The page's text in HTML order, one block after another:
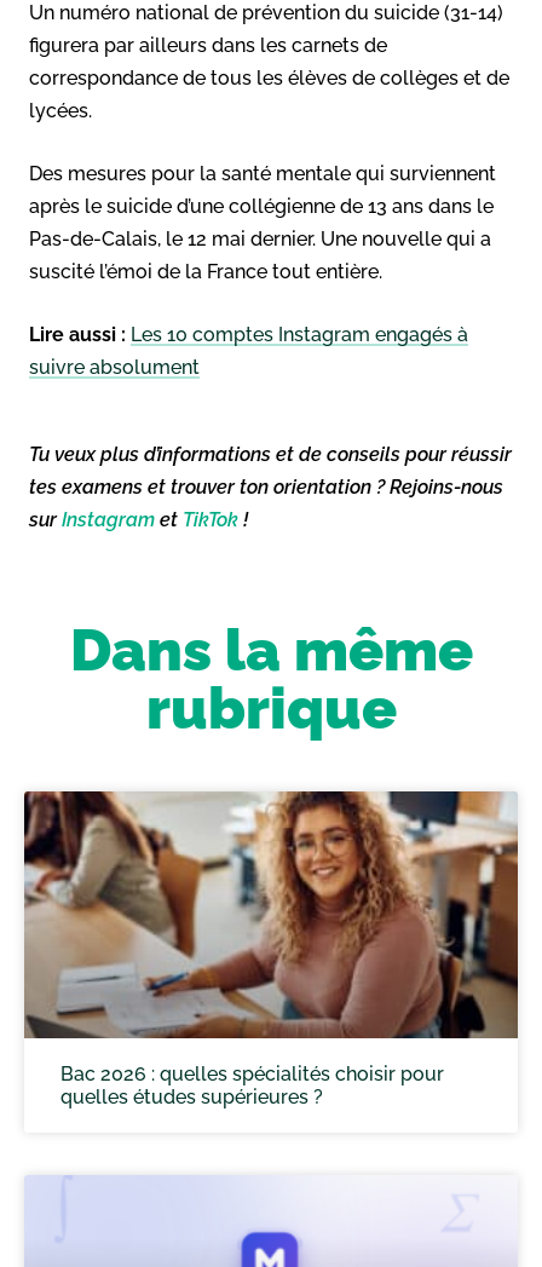
Un numéro national de prévention du suicide (31-14)
figurera par ailleurs dans les carnets de
correspondance de tous les élèves de collèges et de
lycées.
Des mesures pour la santé mentale qui surviennent
après le suicide d’une collégienne de 13 ans dans le
Pas-de-Calais, le 12 mai dernier. Une nouvelle qui a
suscité l’émoi de la France tout entière.
Lire aussi : Les 10 comptes Instagram engagés à
suivre absolument
Tu veux plus d’informations et de conseils pour réussir
tes examens et trouver ton orientation ? Rejoins-nous
surInstagram et TikTok !
Dans la même
rubrique
Bac 2026 : quelles spécialités choisir pour
quelles études supérieures ?